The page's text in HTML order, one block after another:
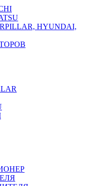
HYUNDAI,